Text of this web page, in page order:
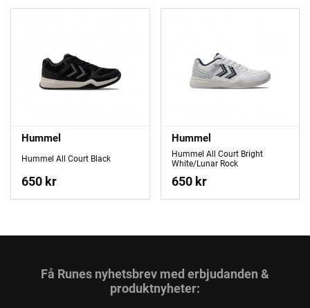
Hummel
Hummel All Court Black
650 kr
Hummel
Hummel All Court Bright
White/Lunar Rock
650 kr
Få Runes nyhetsbrev med erbjudanden &
produktnyheter: